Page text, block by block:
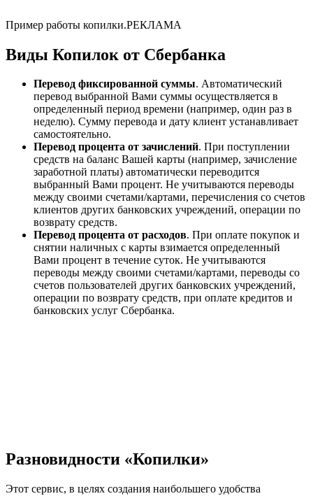
Пример работы копилки.РЕКЛАМА
Виды Копилок от Сбербанка
Перевод фиксированной суммы. Автоматический
перевод выбранной Вами суммы осуществляется в
определенный период времени (например, один раз в
неделю). Сумму перевода и дату клиент устанавливает
самостоятельно.
Перевод процента от зачислений. При поступлении
средств на баланс Вашей карты (например, зачисление
заработной платы) автоматически переводится
выбранный Вами процент. Не учитываются переводы
между своими счетами/картами, перечисления со счетов
клиентов других банковских учреждений, операции по
возврату средств.
Перевод процента от расходов. При оплате покупок и
снятии наличных с карты взимается определенный
Вами процент в течение суток. Не учитываются
переводы между своими счетами/картами, переводы со
счетов пользователей других банковских учреждений,
операции по возврату средств, при оплате кредитов и
банковских услуг Сбербанка.
Разновидности «Копилки»
Этот сервис, в целях создания наибольшего удобства